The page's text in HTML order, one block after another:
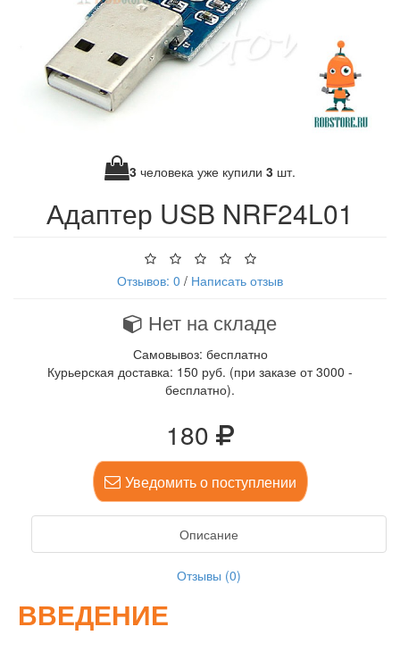
3 человека уже купили 3 шт.
Адаптер USB NRF24L01
Отзывов: 0 / Написать отзыв
Нет на складе
Самовывоз: бесплатно
Курьерская доставка: 150 руб. (при заказе от 3000 -
бесплатно).
180
Уведомить о поступлении
Описание
Отзывы (0)
ВВЕДЕНИЕ